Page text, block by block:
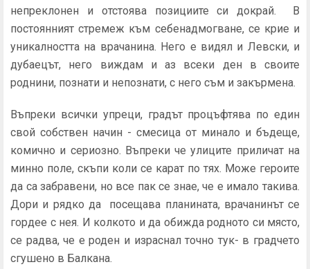
непреклонен и отстоява позициите си докрай. В
постоянният стремеж към себенадмогване, се крие и
уникалността на врачанина. Него е видял и Левски, и
дубаецът, него виждам и аз всеки ден в своите
роднини, познати и непознати, с него съм и закърмена.
Въпреки всички упреци, градът процъфтява по един
свой собствен начин - смесица от минало и бъдеще,
комично и сериозно. Въпреки че улиците приличат на
минно поле, скъпи коли се карат по тях. Може героите
да са забравени, но все пак се знае, че е имало такива.
Дори и рядко да посещава планината, врачанинът се
гордее с нея. И колкото и да обижда родното си място,
се радва, че е роден и израснал точно тук- в градчето
сгушено в Балкана.